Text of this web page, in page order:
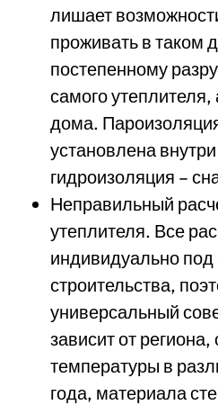
лишает
проживать в таком
постепенному
самого утеплителя,
дома.
установлена
гидроизоляция –
Неправильный
утеплителя. Все
индивидуально
строительства,
универсальный
зависит от
температуры в
года, материала